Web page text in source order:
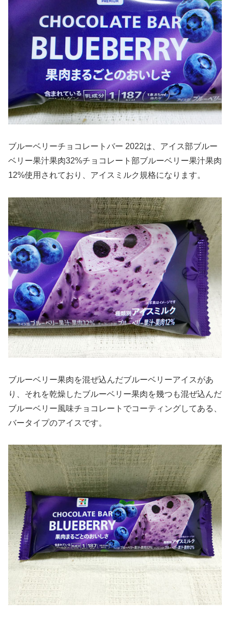
ブルーベリーチョコレートバー 2022は、アイス部ブルー
ベリー果汁果肉32%チョコレート部ブルーベリー果汁果肉
12%使用されており、アイスミルク規格になります。
ブルーベリー果肉を混ぜ込んだブルーベリーアイスがあ
り、それを乾燥したブルーベリー果肉を幾つも混ぜ込んだ
ブルーベリー風味チョコレートでコーティングしてある、
バータイプのアイスです。